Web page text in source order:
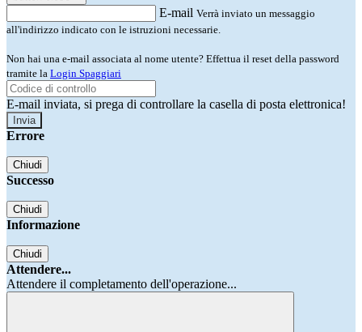
E-mail Verrà inviato un messaggio
all'indirizzo indicato con le istruzioni necessarie.
Non hai una e-mail associata al nome utente? Effettua il reset della password
tramite la Login Spaggiari
E-mail inviata, si prega di controllare la casella di posta elettronica!
Errore
Chiudi
Successo
Chiudi
Informazione
Chiudi
Attendere...
Attendere il completamento dell'operazione...